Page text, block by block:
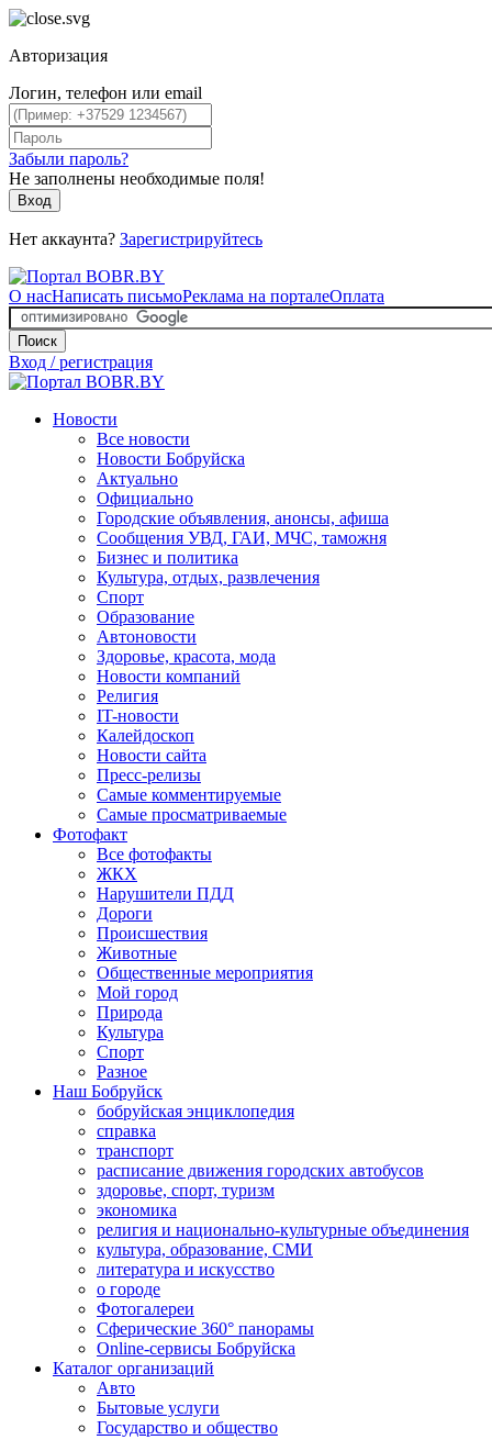
Авторизация
Логин, телефон или email
Забыли пароль?
Не заполнены необходимые поля!
Вход
Нет аккаунта? Зарегистрируйтесь
О насНаписать письмоРеклама на порталеОплата
Поиск
Вход / регистрация
Новости
Все новости
Новости Бобруйска
Актуально
Официально
Городские объявления, анонсы, афиша
Сообщения УВД, ГАИ, МЧС, таможня
Бизнес и политика
Культура, отдых, развлечения
Спорт
Образование
Автоновости
Здоровье, красота, мода
Новости компаний
Религия
IT-новости
Калейдоскоп
Новости сайта
Пресс-релизы
Самые комментируемые
Самые просматриваемые
Фотофакт
Все фотофакты
ЖКХ
Нарушители ПДД
Дороги
Происшествия
Животные
Общественные мероприятия
Мой город
Природа
Культура
Спорт
Разное
Наш Бобруйск
бобруйская энциклопедия
справка
транспорт
расписание движения городских автобусов
здоровье, спорт, туризм
экономика
религия и национально-культурные объединения
культура, образование, СМИ
литература и искусство
о городе
Фотогалереи
Сферические 360° панорамы
Online-сервисы Бобруйска
Каталог организаций
Авто
Бытовые услуги
Государство и общество